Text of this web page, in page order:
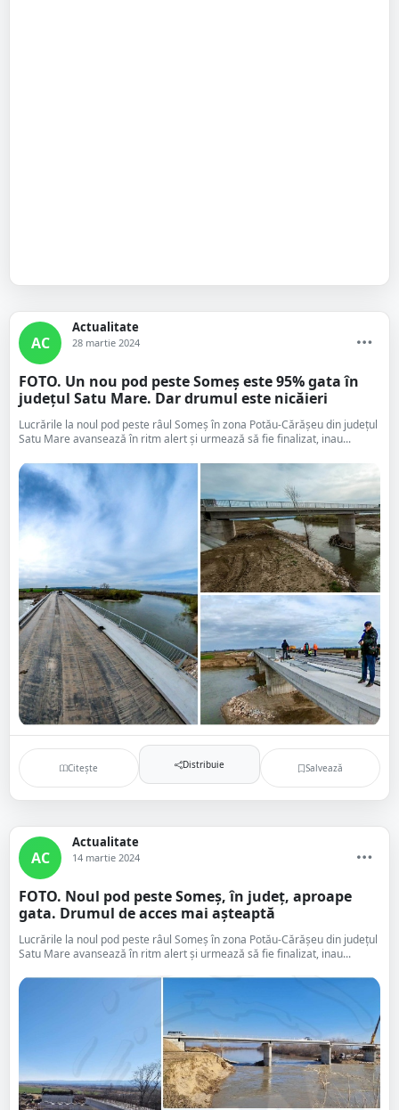
AC
Actualitate
28 martie 2024
FOTO. Un nou pod peste Someș este 95% gata în
județul Satu Mare. Dar drumul este nicăieri
Lucrările la noul pod peste râul Someș în zona Potău-Cărășeu din județul
Satu Mare avansează în ritm alert și urmează să fie finalizat, inau...
Citește Distribuie Salvează
AC
Actualitate
14 martie 2024
FOTO. Noul pod peste Someș, în județ, aproape
gata. Drumul de acces mai așteaptă
Lucrările la noul pod peste râul Someș în zona Potău-Cărășeu din județul
Satu Mare avansează în ritm alert și urmează să fie finalizat, inau...